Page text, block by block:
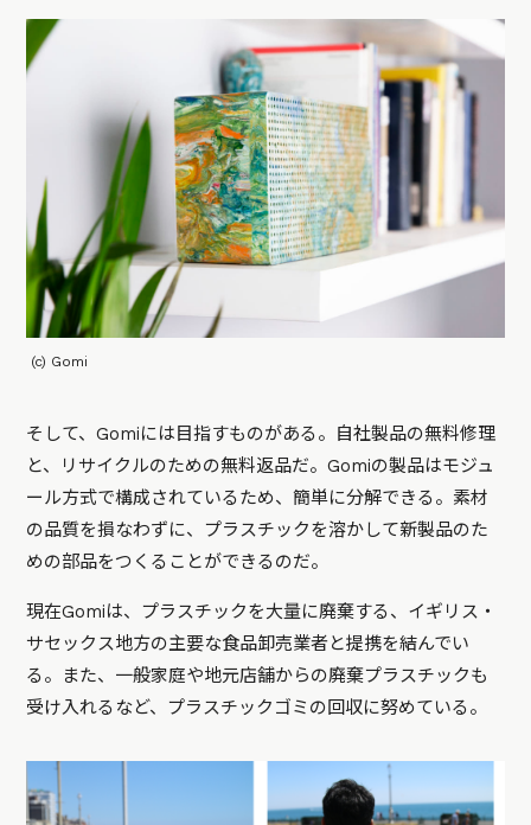
(c) Gomi
そして、Gomiには目指すものがある。自社製品の無料修理
と、リサイクルのための無料返品だ。Gomiの製品はモジュ
ール方式で構成されているため、簡単に分解できる。素材
の品質を損なわずに、プラスチックを溶かして新製品のた
めの部品をつくることができるのだ。
現在Gomiは、プラスチックを大量に廃棄する、イギリス・
サセックス地方の主要な食品卸売業者と提携を結んでい
る。また、一般家庭や地元店舗からの廃棄プラスチックも
受け入れるなど、プラスチックゴミの回収に努めている。